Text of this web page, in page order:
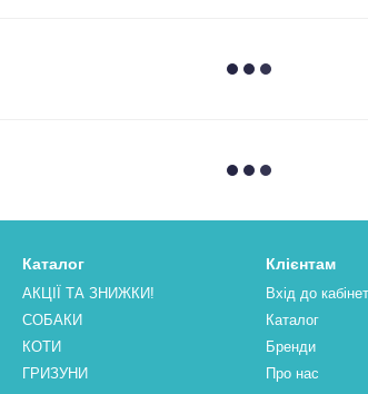
Каталог
АКЦІЇ ТА ЗНИЖКИ!
СОБАКИ
КОТИ
ГРИЗУНИ
Клієнтам
Вхід до
Каталог
Бренди
Про нас